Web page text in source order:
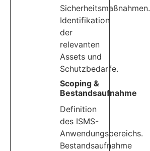
Sicherheitsmaßnahmen.
Identifikation
der
relevanten
Assets und
Schutzbedarfe.
Scoping &
Bestandsaufnahme
Definition
des ISMS-
Anwendungsbereichs.
Bestandsaufnahme